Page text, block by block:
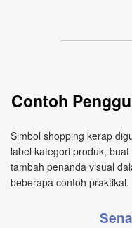
Contoh
Simbol shopping kerap
label kategori produk,
tambah penanda visual
beberapa contoh praktikal.